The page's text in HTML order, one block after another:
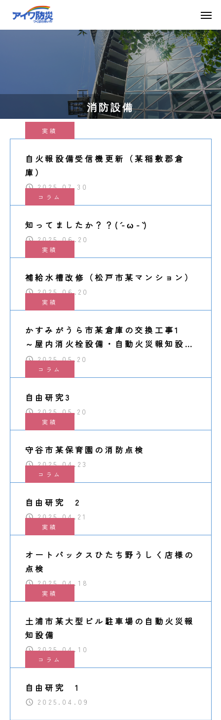
消防設備
実績
自火報設備受信機更新（某稲敷郡倉
庫）
2025.07.30
コラム
知ってましたか？？(´-ω-`)
2025.06.20
実績
補給水槽改修（松戸市某マンション）
2025.06.20
実績
かすみがうら市某倉庫の交換工事1
～屋内消火栓設備・自動火災報知設備
～ 2025.05.20
コラム
自由研究3
2025.05.20
実績
守谷市某保育園の消防点検
2025.04.23
コラム
自由研究 2
2025.04.21
実績
オートバックスひたち野うしく店様の
点検
2025.04.18
実績
土浦市某大型ビル駐車場の自動火災報
知設備
2025.04.10
コラム
自由研究 1
2025.04.09